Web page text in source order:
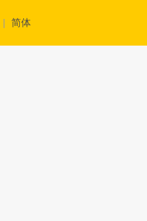
| 简体